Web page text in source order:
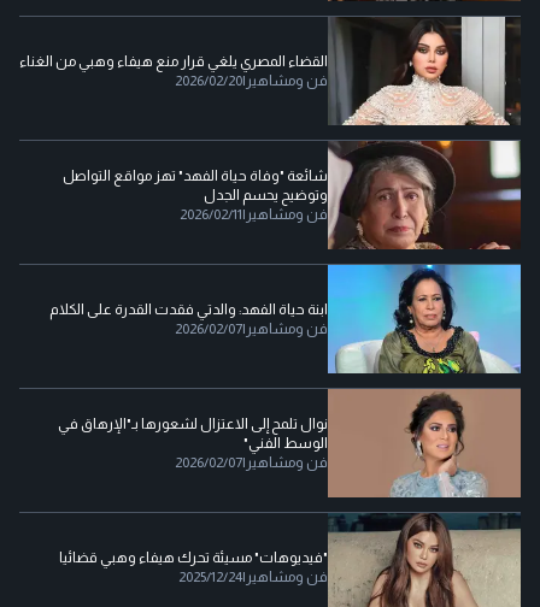
القضاء المصري يلغي قرار منع هيفاء وهبي من الغناء
فن ومشاهير |
2026/02/20
شائعة "وفاة حياة الفهد" تهز مواقع التواصل
وتوضيح يحسم الجدل
فن ومشاهير |
2026/02/11
ابنة حياة الفهد: والدتي فقدت القدرة على الكلام
فن ومشاهير |
2026/02/07
نوال تلمح إلى الاعتزال لشعورها بـ"الإرهاق في
الوسط الفني"
فن ومشاهير |
2026/02/07
"فيديوهات" مسيئة تحرك هيفاء وهبي قضائيا
فن ومشاهير |
2025/12/24